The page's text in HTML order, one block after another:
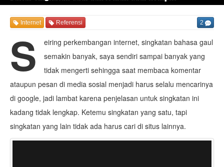
Internet Referensi 2
S
eiring perkembangan internet, singkatan bahasa gaul
semakin banyak, saya sendiri sampai banyak yang
tidak mengerti sehingga saat membaca komentar
ataupun pesan di media sosial menjadi harus selalu mencarinya
di google, jadi lambat karena penjelasan untuk singkatan ini
kadang tidak lengkap. Ketemu singkatan yang satu, tapi
singkatan yang lain tidak ada harus cari di situs lainnya.